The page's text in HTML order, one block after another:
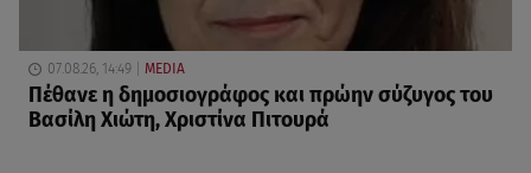
07.08.26, 14:49 MEDIA
Πέθανε η δημοσιογράφος και πρώην σύζυγος του
Βασίλη Χιώτη, Χριστίνα Πιτουρά